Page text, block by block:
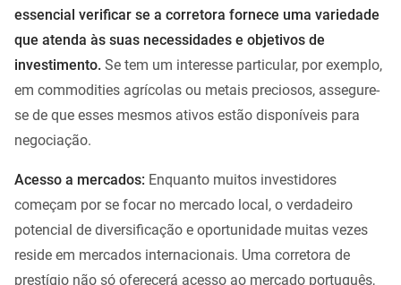
essencial verificar se a corretora fornece uma variedade
que atenda às suas necessidades e objetivos de
investimento. Se tem um interesse particular, por exemplo,
em commodities agrícolas ou metais preciosos, assegure-
se de que esses mesmos ativos estão disponíveis para
negociação.
Acesso a mercados: Enquanto muitos investidores
começam por se focar no mercado local, o verdadeiro
potencial de diversificação e oportunidade muitas vezes
reside em mercados internacionais. Uma corretora de
prestígio não só oferecerá acesso ao mercado português,